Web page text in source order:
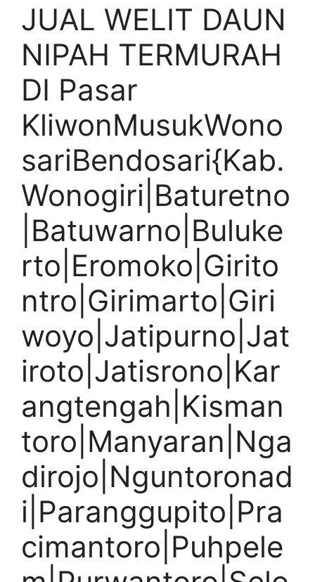
JUAL WELIT DAUN
NIPAH TERMURAH
DI Pasar
KliwonMusukWono
sariBendosari{Kab.
Wonogiri|Baturetno
|Batuwarno|Buluke
rto|Eromoko|Girito
ntro|Girimarto|Giri
woyo|Jatipurno|Jat
iroto|Jatisrono|Kar
angtengah|Kisman
toro|Manyaran|Nga
dirojo|Nguntoronad
i|Paranggupito|Pra
cimantoro|Puhpele